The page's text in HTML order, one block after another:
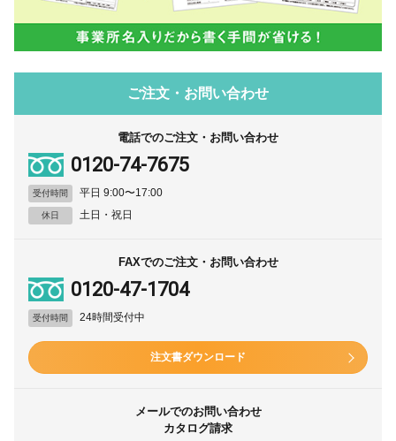
ご注文・お問い合わせ
電話でのご注文・お問い合わせ
0120-74-7675
受付時間 平日 9:00〜17:00
休日 土日・祝日
FAXでのご注文・お問い合わせ
0120-47-1704
受付時間 24時間受付中
注文書ダウンロード
メールでのお問い合わせ
カタログ請求